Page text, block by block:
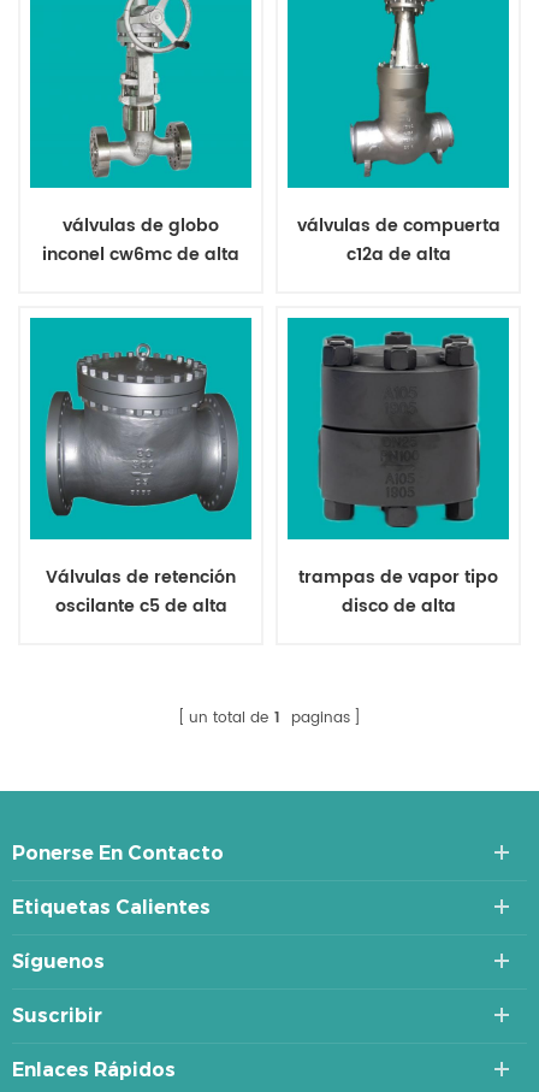
válvulas de globo
inconel cw6mc de alta
válvulas de compuerta
c12a de alta
de presión
Válvulas de retención
oscilante c5 de alta
trampas de vapor tipo
disco de alta
un total de 1 paginas
Ponerse En Contacto
Etiquetas Calientes
Síguenos
Suscribir
Enlaces Rápidos